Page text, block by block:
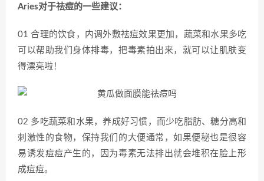
Aries对于祛痘的一些建议：
01 合理的饮食，内调外敷祛痘效果更加，蔬菜和水果多吃
可以帮助我们身体排毒，把毒素拍出来，就可以让肌肤变
得漂亮啦！
02 多吃蔬菜和水果，养成好习惯，而少吃脂肪、糖分高和
刺激性的食物，保持我们的大便通常，如果便秘也是很容
易诱发痘痘产生的，因为毒素无法排出就会堆积在脸上形
成痘痘。